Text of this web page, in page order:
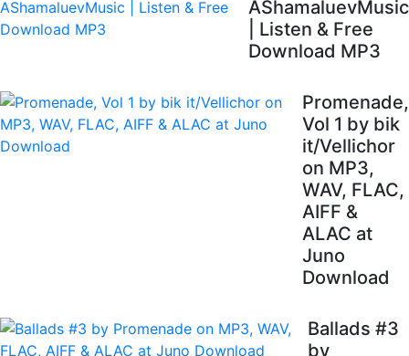
AShamaluevMusic
| Listen & Free
Download MP3
Promenade,
Vol 1 by bik
it/Vellichor
on MP3,
WAV, FLAC,
AIFF &
ALAC at
Juno
Download
Ballads #3
by